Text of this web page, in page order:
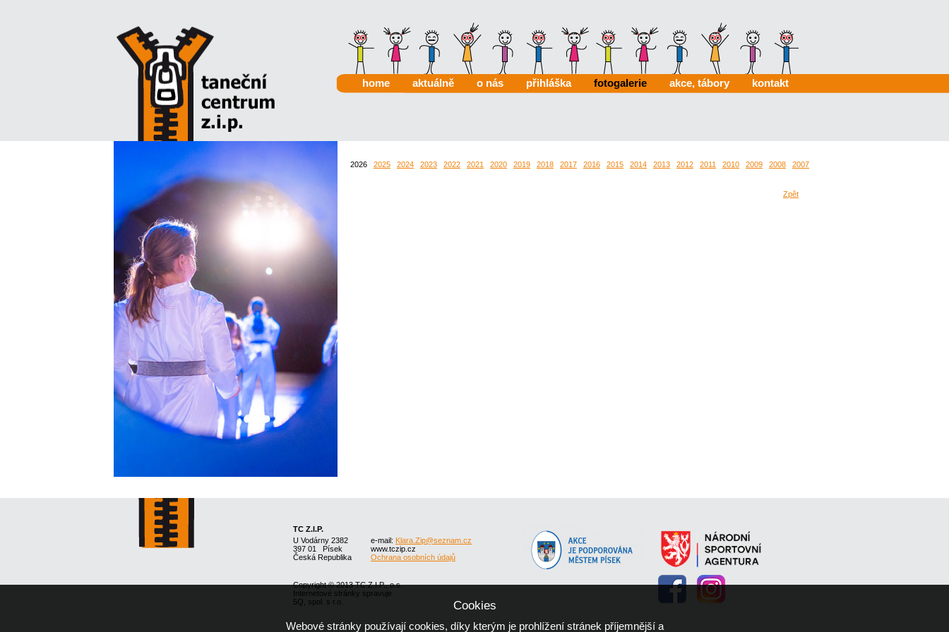
home aktuálně o nás přihláška fotogalerie akce, tábory kontakt
2026 2025 2024 2023 2022 2021 2020 2019 2018 2017 2016 2015 2014 2013 2012 2011 2010 2009 2008 2007
Zpět
TC Z.I.P.
U Vodárny 2382
397 01 Písek
Česká Republika
e-mail: Klara.Zip@seznam.cz
www.tczip.cz
Ochrana osobních údajů
Copyright © 2013 TC Z.I.P., o.s.
Internetové stránky spravuje
5Q, spol. s r.o.
Cookies
Webové stránky používají cookies, díky kterým je prohlížení stránek příjemnější a